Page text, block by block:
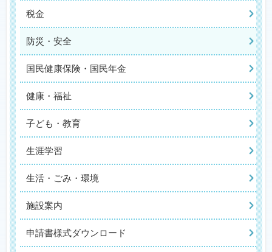
税金
防災・安全
国民健康保険・国民年金
健康・福祉
子ども・教育
生涯学習
生活・ごみ・環境
施設案内
申請書様式ダウンロード